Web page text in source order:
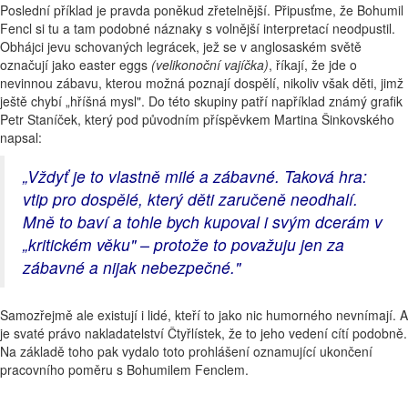
Poslední příklad je pravda poněkud zřetelnější. Připusťme, že Bohumil
Fencl si tu a tam podobné náznaky s volnější interpretací neodpustil.
Obhájci jevu schovaných legrácek, jež se v anglosaském světě
označují jako easter eggs (velikonoční vajíčka), říkají, že jde o
nevinnou zábavu, kterou možná poznají dospělí, nikoliv však děti, jimž
ještě chybí „hříšná mysl". Do této skupiny patří například známý grafik
Petr Staníček, který pod původním příspěvkem Martina Šinkovského
napsal:
„Vždyť je to vlastně milé a zábavné. Taková hra:
vtip pro dospělé, který děti zaručeně neodhalí.
Mně to baví a tohle bych kupoval i svým dcerám v
„kritickém věku" – protože to považuju jen za
zábavné a nijak nebezpečné."
Samozřejmě ale existují i lidé, kteří to jako nic humorného nevnímají. A
je svaté právo nakladatelství Čtyřlístek, že to jeho vedení cítí podobně.
Na základě toho pak vydalo toto prohlášení oznamující ukončení
pracovního poměru s Bohumilem Fenclem.